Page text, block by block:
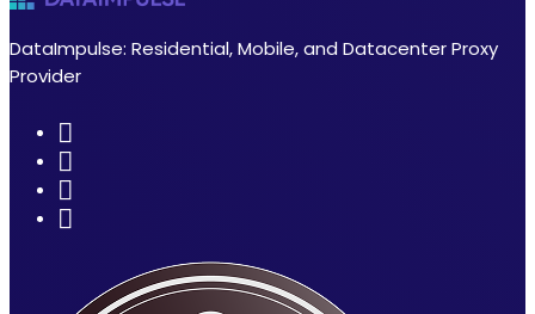
DataImpulse: Residential, Mobile, and Datacenter Proxy
Provider